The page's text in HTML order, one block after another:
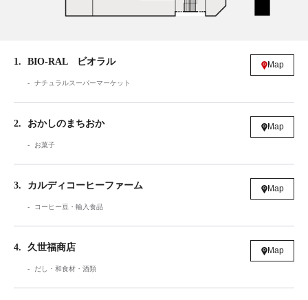
1 BIO-RAL ビオラル
ナチュラルスーパーマーケット
Map
2 おかしのまちおか
お菓子
Map
3 カルディコーヒーファーム
コーヒー豆・輸入食品
Map
4 久世福商店
だし・和食材・酒類
Map